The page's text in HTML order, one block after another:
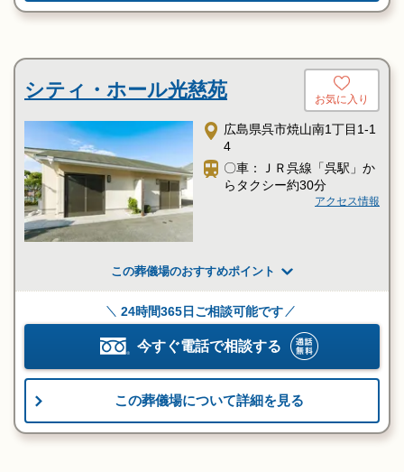
シティ・ホール光慈苑 お気に入り
広島県呉市焼山南1丁目1-1
4
〇車：ＪＲ呉線「呉駅」か
らタクシー約30分
アクセス情報
この葬儀場のおすすめポイント
24時間365日ご相談可能です
今すぐ電話で相談する
この葬儀場について詳細を見る